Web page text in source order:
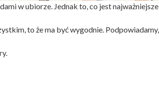
w ubiorze. Jednak to, co jest najważniejsze
to że ma być wygodnie. Podpowiadamy,